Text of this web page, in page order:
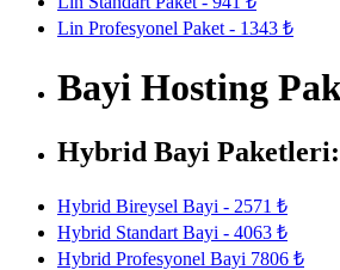
Lin Profesyonel Paket - 1343 ₺
Bayi Hosting
Hybrid Bayi Paketleri:
Hybrid Bireysel Bayi - 2571 ₺
Hybrid Standart Bayi - 4063 ₺
Hybrid Profesyonel Bayi 7806 ₺